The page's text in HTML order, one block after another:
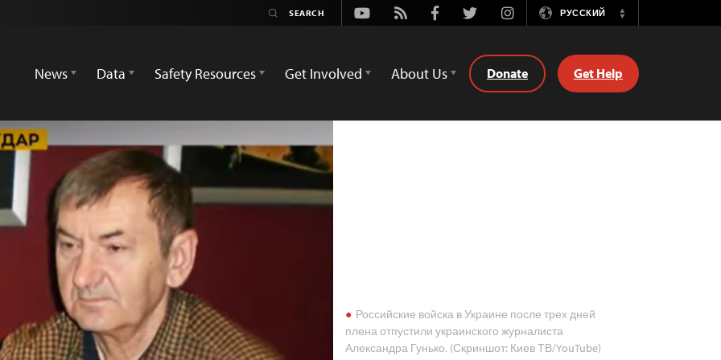
Youtube
Rss FacebookTwitterInstagramРУССКИЙ
Switch
News
Data Safety Resources Get Involved About Us Donate Get Help
Российские войска в Украине после трех дней
плена отпустили украинского журналиста
Александра Гунько. (Скриншот: Киев ТВ/YouTube)